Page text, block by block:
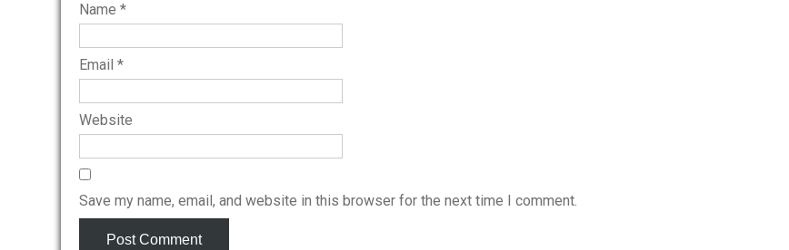
Name *
Email *
Website
Save my name, email, and website in this browser for the next time I comment.